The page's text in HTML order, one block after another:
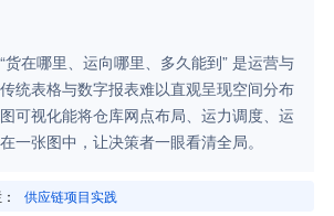
货在哪里、运向哪里、多久能到” 是运营与
统表格与数字报表难以直观呈现空间分布
可视化能将仓库网点布局、运力调度、运
一张图中，让决策者一眼看清全局。
供应链项目实践